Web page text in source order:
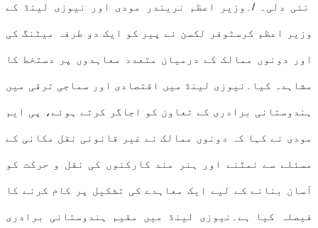
نئی دلی۔ /۔وزیر اعظم نریندر مودی اور نیوزی لینڈ کے
وزیر اعظم کرسٹوفر لکسن نے پیر کو ایک دو طرفہ میٹنگ کی
اور دونوں ممالک کے درمیان متعدد معاہدوں پر دستخط کا
مشاہدہ کیا۔نیوزی لینڈ میں اقتصادی اور سماجی ترقی میں
ہندوستانی برادری کے تعاون کو اجاگر کرتے ہوئے، پی ایم
مودی نے کہا کہ دونوں ممالک نے غیر قانونی نقل مکانی کے
مسئلے سے نمٹنے اور ہنر مند کارکنوں کی نقل و حرکت کو
آسان بنانے کے لیے ایک معاہدے کی تشکیل پر کام کرنے کا
فیصلہ کیا ہے۔نیوزی لینڈ میں مقیم ہندوستانی برادری